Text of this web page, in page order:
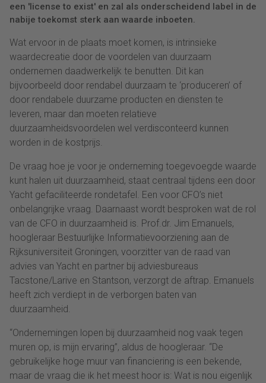
een 'license to exist' en zal als onderscheidend label in de
nabije toekomst sterk aan waarde inboeten.
Wat ervoor in de plaats moet komen, is intrinsieke
waardecreatie door de voordelen van duurzaam
ondernemen daadwerkelijk te benutten. Dit kan
bijvoorbeeld door rendabel duurzaam te ‘produceren’ of
door rendabele duurzame producten en diensten te
leveren, maar dan moeten relatieve
duurzaamheidsvoordelen wel verdisconteerd kunnen
worden in de kostprijs.
De vraag hoe je voor je onderneming toegevoegde waarde
kunt halen uit duurzaamheid, staat centraal tijdens een door
Yacht gefaciliteerde rondetafel. Een voor CFO’s niet
onbelangrijke vraag. Daarnaast wordt besproken wat de rol
van de CFO in duurzaamheid is. Prof.dr. Jim Emanuels,
hoogleraar Bestuurlijke Informatievoorziening aan de
Rijksuniversiteit Groningen, voorzitter van de raad van
advies van Yacht en partner bij adviesbureaus
Tacstone/Larive en Stantson, verzorgt de aftrap. Emanuels
heeft zich verdiept in de verborgen baten van
duurzaamheid.
“Ondernemingen lopen bij duurzaamheid nog vaak tegen
muren op, is mijn ervaring”, aldus de hoogleraar. “De
gebruikelijke hoge muur van financiering is een bekende,
maar de vraag die ik het meest hoor is: Wat is nou eigenlijk